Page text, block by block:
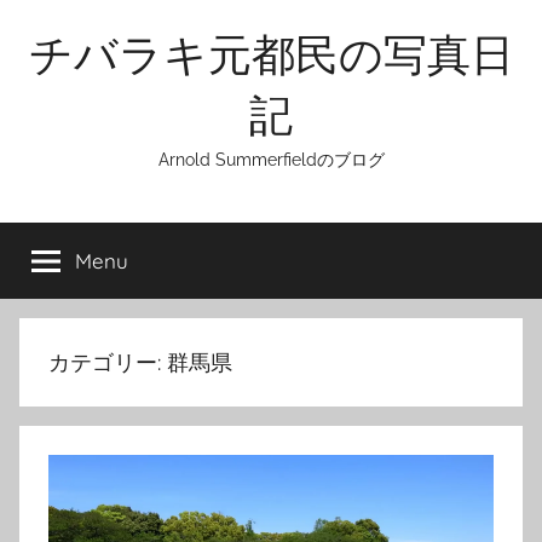
content
チバラキ元都民の写真日
記
Arnold Summerfieldのブログ
Menu
カテゴリー: 群馬県